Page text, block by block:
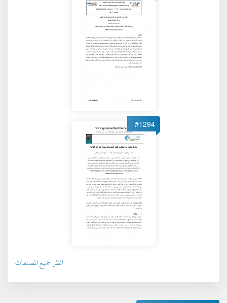
#1294
انظر جميع المصنفات